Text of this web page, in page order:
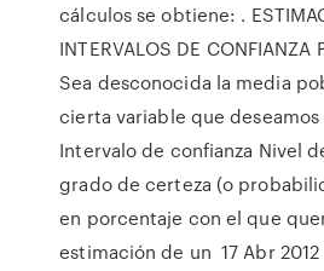
cálculos se obtiene: .
INTERVALOS DE CONFIANZA
Sea desconocida la media
cierta variable que
Intervalo de confianza Nivel
grado de certeza (o
en porcentaje con el que
estimación de un 17 Abr 2012